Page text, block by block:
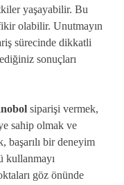
yaşayabilir. Bu
olabilir. Unutmayın
sürecinde dikkatli
sonuçları
siparişi vermek,
sahip olmak ve
başarılı bir deneyim
kullanmayı
göz önünde